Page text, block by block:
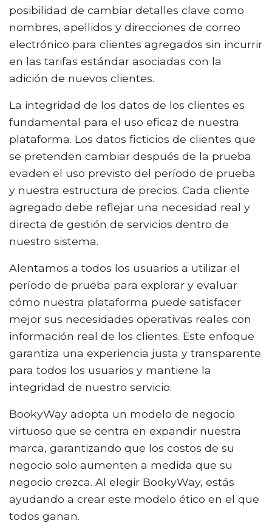
posibilidad de cambiar detalles clave como
nombres, apellidos y direcciones de correo
electrónico para clientes agregados sin incurrir
en las tarifas estándar asociadas con la
adición de nuevos clientes.
La integridad de los datos de los clientes es
fundamental para el uso eficaz de nuestra
plataforma. Los datos ficticios de clientes que
se pretenden cambiar después de la prueba
evaden el uso previsto del período de prueba
y nuestra estructura de precios. Cada cliente
agregado debe reflejar una necesidad real y
directa de gestión de servicios dentro de
nuestro sistema.
Alentamos a todos los usuarios a utilizar el
período de prueba para explorar y evaluar
cómo nuestra plataforma puede satisfacer
mejor sus necesidades operativas reales con
información real de los clientes. Este enfoque
garantiza una experiencia justa y transparente
para todos los usuarios y mantiene la
integridad de nuestro servicio.
BookyWay adopta un modelo de negocio
virtuoso que se centra en expandir nuestra
marca, garantizando que los costos de su
negocio solo aumenten a medida que su
negocio crezca. Al elegir BookyWay, estás
ayudando a crear este modelo ético en el que
todos ganan.